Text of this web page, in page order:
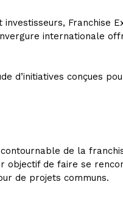
Franchise
internationale
d’initiatives conçues
de la
objectif de faire se
de projets communs.